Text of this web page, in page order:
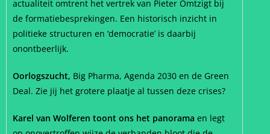
actualiteit omtrent het vertrek van Pieter Omtzigt bij
de formatiebesprekingen. Een historisch inzicht in
politieke structuren en ‘democratie’ is daarbij
onontbeerlijk.
Oorlogszucht, Big Pharma, Agenda 2030 en de Green
Deal. Zie jij het grotere plaatje al tussen deze crises?
Karel van Wolferen toont ons het panorama en legt